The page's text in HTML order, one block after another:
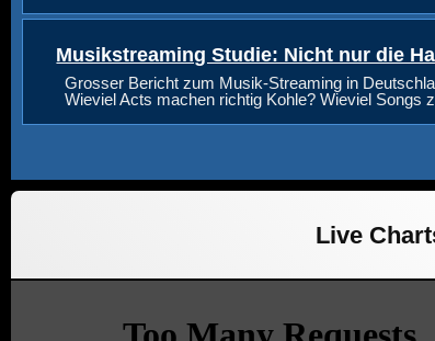
Musikstreaming Studie: Nicht nur die
Grosser Bericht zum Musik-Streaming in
Wieviel Acts machen richtig Kohle? Wieviel Songs
Live